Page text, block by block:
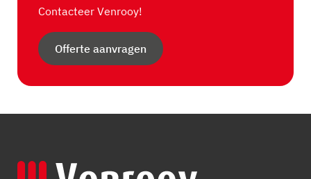
Contacteer Venrooy!
Offerte aanvragen